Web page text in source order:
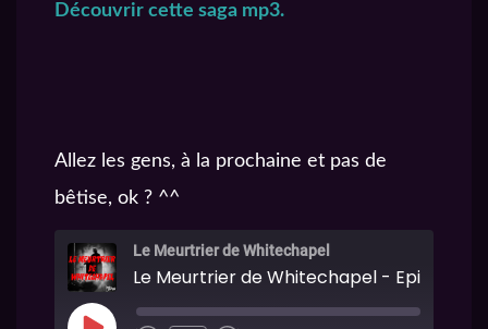
Découvrir cette saga mp3.
Allez les gens, à la prochaine et pas de
bêtise, ok ? ^^
Le Meurtrier de Whitechapel
Le Meurtrier de Whitechapel - Episode 6